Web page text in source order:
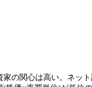
の関心は高い。ネッ